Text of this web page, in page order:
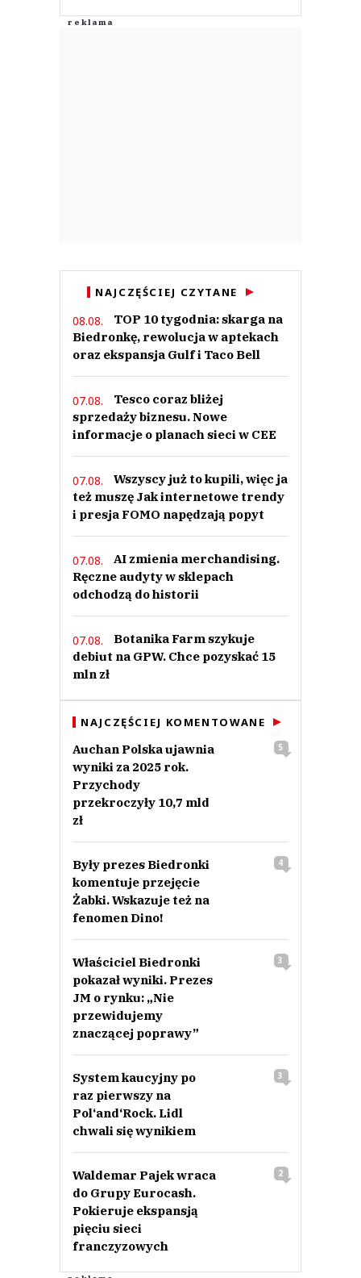
NAJCZĘŚCIEJ CZYTANE
08.08.
TOP 10 tygodnia: skarga na
Biedronkę, rewolucja w aptekach
oraz ekspansja Gulf i Taco Bell
07.08.
Tesco coraz bliżej
sprzedaży biznesu. Nowe
informacje o planach sieci w CEE
07.08.
Wszyscy już to kupili, więc ja
też muszę Jak internetowe trendy
i presja FOMO napędzają popyt
07.08.
AI zmienia merchandising.
Ręczne audyty w sklepach
odchodzą do historii
07.08.
Botanika Farm szykuje
debiut na GPW. Chce pozyskać 15
mln zł
NAJCZĘŚCIEJ KOMENTOWANE
Auchan Polska ujawnia
wyniki za 2025 rok.
Przychody
przekroczyły 10,7 mld
zł
5
Były prezes Biedronki
komentuje przejęcie
Żabki. Wskazuje też na
fenomen Dino!
4
Właściciel Biedronki
pokazał wyniki. Prezes
JM o rynku: „Nie
przewidujemy
znaczącej poprawy”
3
System kaucyjny po
raz pierwszy na
Pol‘and‘Rock. Lidl
chwali się wynikiem
3
Waldemar Pajek wraca
do Grupy Eurocash.
Pokieruje ekspansją
pięciu sieci
franczyzowych
2